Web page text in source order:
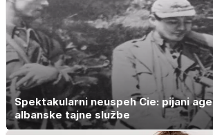
Spektakularni neuspeh Cie: pijani
albanske tajne službe